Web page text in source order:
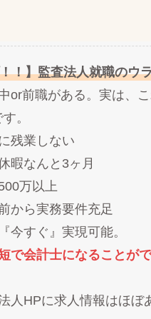
！】監査法人就職のウ
or前職がある。実は、
。
業しない
なんと3ヶ月
万以上
ら実務要件充足
すぐ』実現可能。
で会計士になることが
人HPに求人情報はほぼ